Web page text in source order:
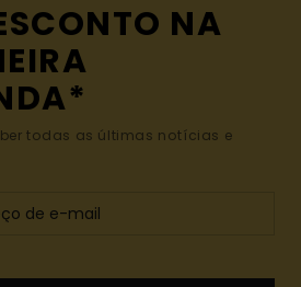
NA
todas as últimas notícias e